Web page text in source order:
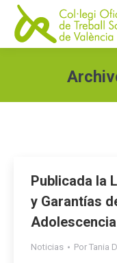
Publicada la
y Garantías
Adolescencia
Noticias Por Tania